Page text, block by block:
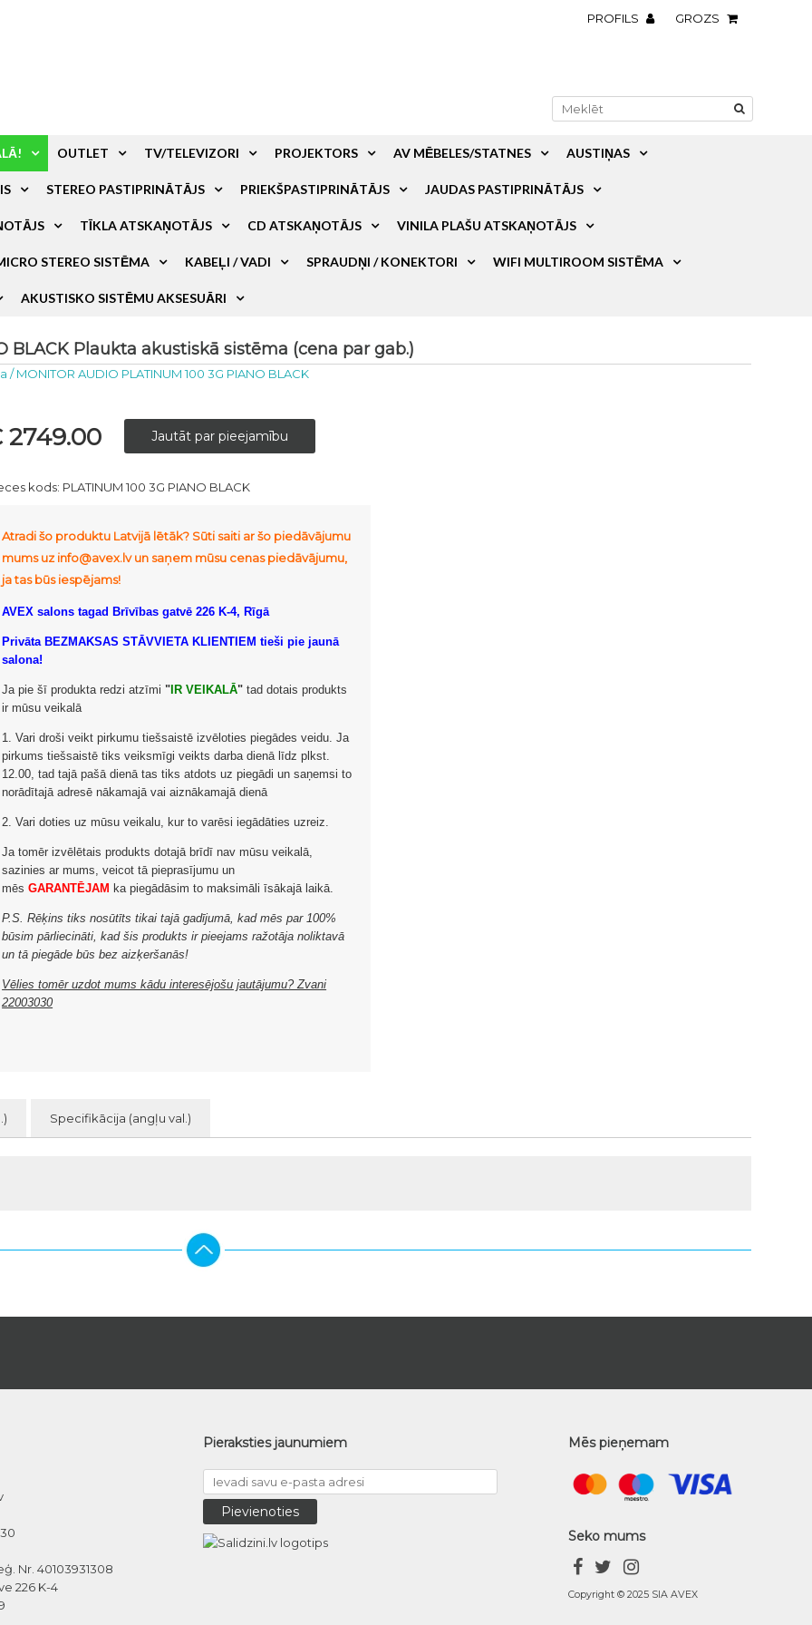
PROFILS GROZS
OUTLET TV/TELEVIZORI PROJEKTORS AV MĒBELES/STATNES AUSTIŅAS
STEREO PASTIPRINĀTĀJS PRIEKŠPASTIPRINĀTĀJS JAUDAS PASTIPRINĀTĀJS
TĪKLA ATSKAŅOTĀJS CD ATSKAŅOTĀJS VINILA PLAŠU ATSKAŅOTĀJS
STEREO SISTĒMA KABEĻI / VADI SPRAUDŅI / KONEKTORI WIFI MULTIROOM SISTĒMA
AKUSTISKO SISTĒMU AKSESUĀRI
BLACK Plaukta akustiskā sistēma (cena par gab.)
/MONITOR AUDIO PLATINUM 100 3G PIANO BLACK
2749.00
kods: PLATINUM 100 3G PIANO BLACK
Atradi šo produktu Latvijā lētāk? Sūti saiti ar šo piedāvājumu
mums uz info@avex.lv un saņem mūsu cenas piedāvājumu,
ja tas būs iespējams!
AVEX salons tagad Brīvības gatvē 226 K-4, Rīgā
Privāta BEZMAKSAS STĀVVIETA KLIENTIEM tieši pie jaunā
salona!
Ja pie šī produkta redzi atzīmi " IR VEIKALĀ" tad dotais produkts
ir mūsu veikalā
1. Vari droši veikt pirkumu tiešsaistē izvēloties piegādes veidu. Ja
pirkums tiešsaistē tiks veiksmīgi veikts darba dienā līdz plkst.
12.00, tad tajā pašā dienā tas tiks atdots uz piegādi un saņemsi to
norādītajā adresē nākamajā vai aiznākamajā dienā
2. Vari doties uz mūsu veikalu, kur to varēsi iegādāties uzreiz.
Ja tomēr izvēlētais produkts dotajā brīdī nav mūsu veikalā,
sazinies ar mums, veicot tā pieprasījumu un
mēsGARANTĒJAM ka piegādāsim to maksimāli īsākajā laikā.
P.S. Rēķins tiks nosūtīts tikai tajā gadījumā, kad mēs par 100%
būsim pārliecināti, kad šis produkts ir pieejams ražotāja noliktavā
un tā piegāde būs bez aizķeršanās!
Vēlies tomēr uzdot mums kādu interesējošu jautājumu? Zvani
22003030
Specifikācija (angļu val.)
Nr. 40103931308
226 K-4
Pieraksties jaunumiem Mēs pieņemam
Seko mums
Copyright © 2025 SIA AVEX